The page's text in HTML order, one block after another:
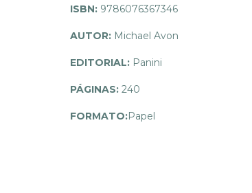
ISBN: 9786076367346
AUTOR: Michael Avon
EDITORIAL: Panini
PÁGINAS: 240
FORMATO:Papel